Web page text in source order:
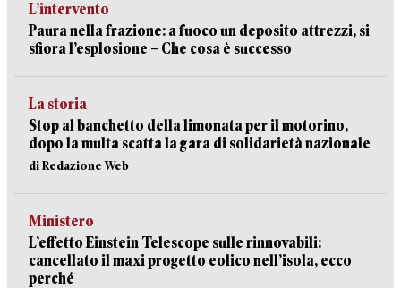
L’intervento
Paura nella frazione: a fuoco un deposito attrezzi, si
sfiora l’esplosione – Che cosa è successo
La storia
Stop al banchetto della limonata per il motorino,
dopo la multa scatta la gara di solidarietà nazionale
di Redazione Web
Ministero
L’effetto Einstein Telescope sulle rinnovabili:
cancellato il maxi progetto eolico nell’isola, ecco
perché